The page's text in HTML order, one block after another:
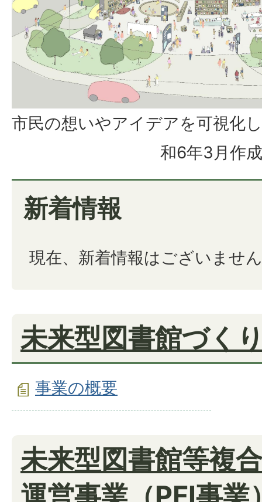
市民の想いやアイデアを可視化
和6年3月作
新着情報
現在、新着情報はございませ
未来型図書館づく
事業の概要
未来型図書館等複